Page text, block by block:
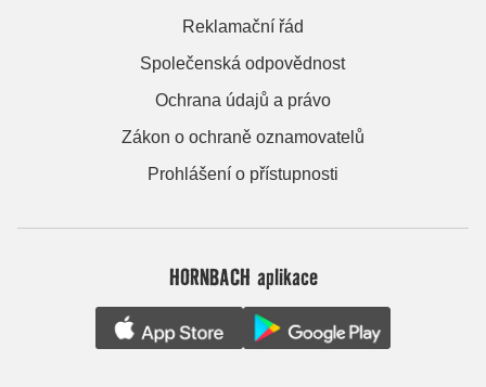
Reklamační řád
Společenská odpovědnost
Ochrana údajů a právo
Zákon o ochraně oznamovatelů
Prohlášení o přístupnosti
HORNBACH aplikace